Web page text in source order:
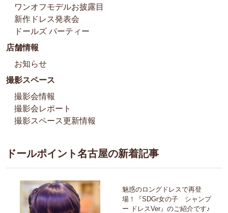
ワンオフモデルお披露目
新作ドレス発表会
ドールズ パーティー
店舗情報
お知らせ
撮影スペース
撮影会情報
撮影会レポート
撮影スペース更新情報
ドールポイント名古屋の新着記事
魅惑のロングドレスで再登
場！『SDGr女の子 シャンプ
ー ドレスVer』のご紹介です♪